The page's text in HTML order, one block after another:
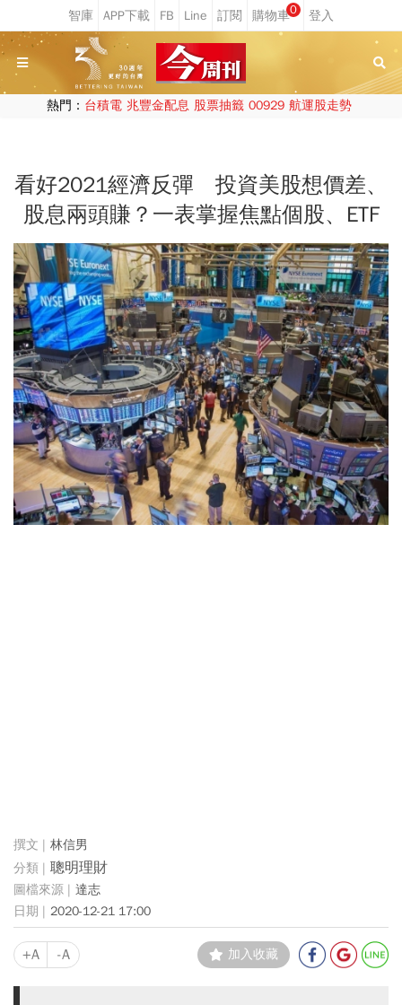
0
熱門： 台積電 兆豐金配息 股票抽籤 00929 航運股走勢
看好2021經濟反彈 投資美股想價差、
股息兩頭賺？一表掌握焦點個股、ETF
林信男
聰明理財
達志
2020-12-21 17:00
+A -A 加入收藏